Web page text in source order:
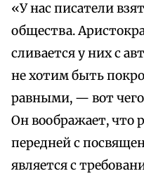
«У нас писатели
общества.
сливается у них с
не хотим быть
равными, — вот
Он воображает, что
передней с
является с